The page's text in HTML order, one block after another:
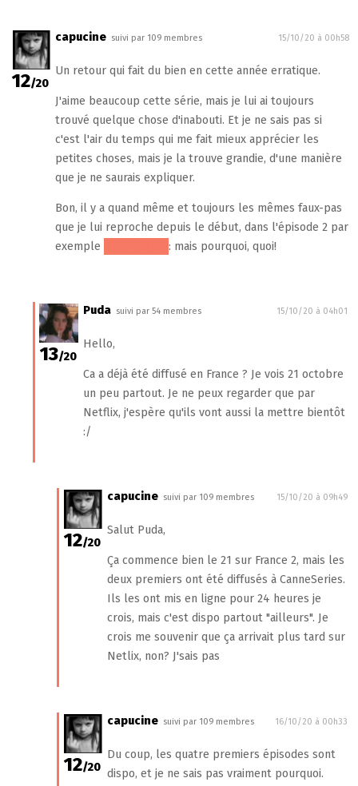
12/20
capucine suivi par 109 membres 15/10/20 à 00h58
Un retour qui fait du bien en cette année erratique.
J'aime beaucoup cette série, mais je lui ai toujours
trouvé quelque chose d'inabouti. Et je ne sais pas si
c'est l'air du temps qui me fait mieux apprécier les
petites choses, mais je la trouve grandie, d'une manière
que je ne saurais expliquer.
Bon, il y a quand même et toujours les mêmes faux-pas
que je lui reproche depuis le début, dans l'épisode 2 par
exemple
: mais pourquoi, quoi!
13/20
Puda suivi par 54 membres 15/10/20 à 04h01
Hello,
Ca a déjà été diffusé en France ? Je vois 21 octobre
un peu partout. Je ne peux regarder que par
Netflix, j'espère qu'ils vont aussi la mettre bientôt
:/
12/20
capucine suivi par 109 membres 15/10/20 à 09h49
Salut Puda,
Ça commence bien le 21 sur France 2, mais les
deux premiers ont été diffusés à CanneSeries.
Ils les ont mis en ligne pour 24 heures je
crois, mais c'est dispo partout "ailleurs". Je
crois me souvenir que ça arrivait plus tard sur
Netlix, non? J'sais pas
12/20
capucine suivi par 109 membres 16/10/20 à 00h33
Du coup, les quatre premiers épisodes sont
dispo, et je ne sais pas vraiment pourquoi.